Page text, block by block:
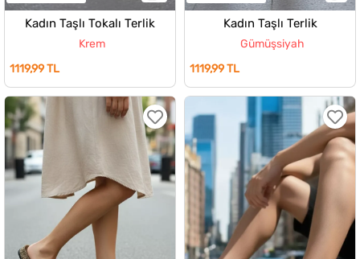
Kadın Taşlı Tokalı Terlik
Krem
1119,99 TL
Kadın Taşlı Terlik
Gümüşsiyah
1119,99 TL